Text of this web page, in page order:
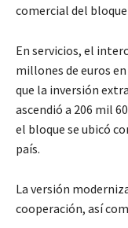
comercial del
En servicios, el
millones de euros
que la inversión
ascendió a 206 mil
el bloque se ubicó
país.
La versión
cooperación, así